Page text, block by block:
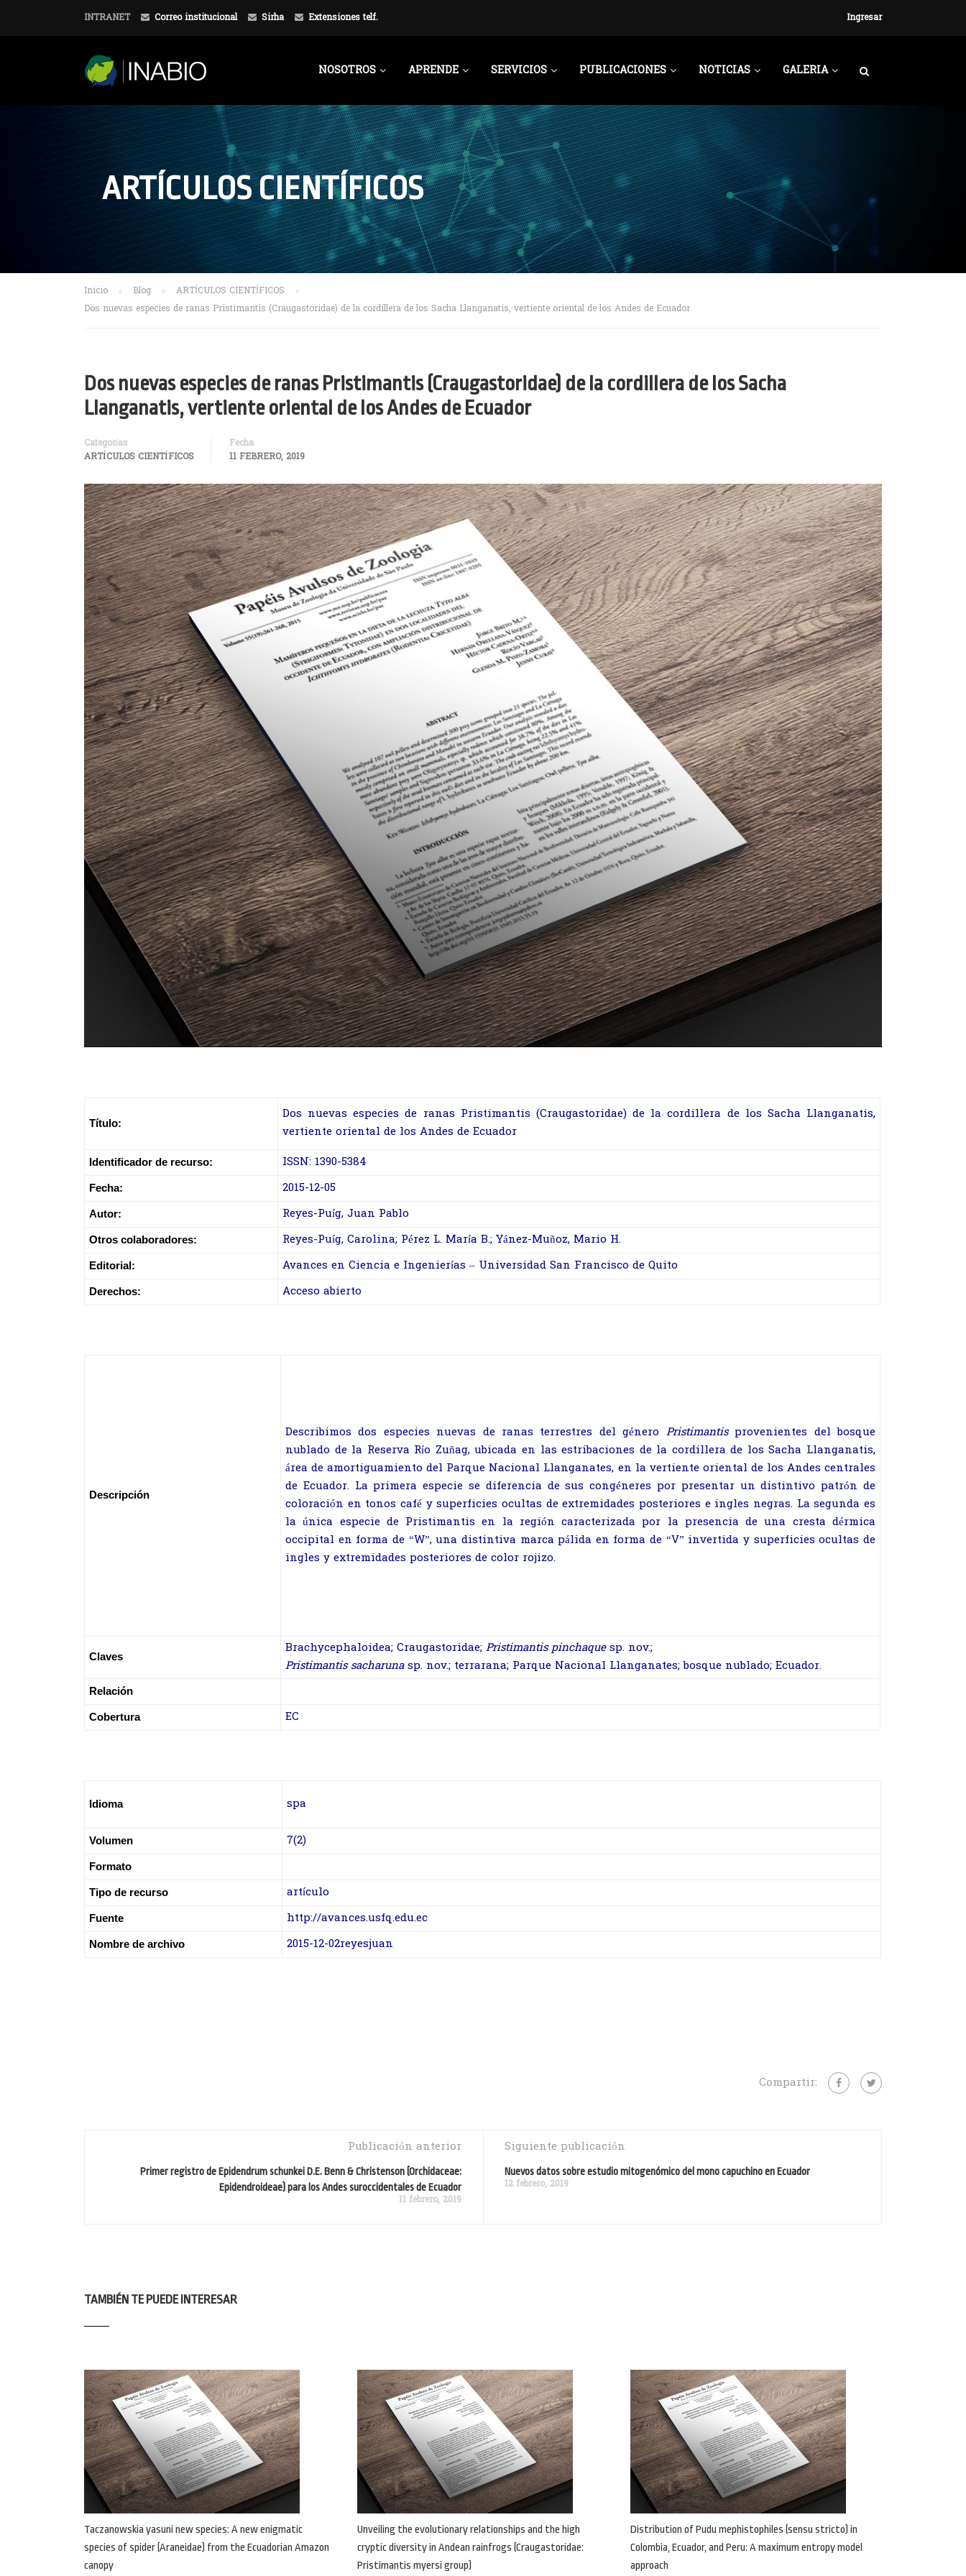
INTRANET Correo institucional Sirha Extensiones telf. Ingresar
NOSOTROS APRENDE SERVICIOS PUBLICACIONES NOTICIAS GALERIA
ARTÍCULOS CIENTÍFICOS
Inicio Blog
ARTÍCULOS CIENTÍFICOS
Dos nuevas especies de ranas Pristimantis (Craugastoridae) de la cordillera de los Sacha Llanganatis, vertiente oriental de los Andes de Ecuador
Dos nuevas especies de ranas Pristimantis (Craugastoridae) de la cordillera de los Sacha
Llanganatis, vertiente oriental de los Andes de Ecuador
Categorías
ARTÍCULOS CIENTÍFICOS
Fecha
11 FEBRERO, 2019
Título:
Dos nuevas especies de ranas Pristimantis (Craugastoridae) de la cordillera de los Sacha Llanganatis,
vertiente oriental de los Andes de Ecuador
Identificador de recurso: ISSN: 1390-5384
Fecha: 2015-12-05
Autor: Reyes-Puíg, Juan Pablo
Otros colaboradores: Reyes-Puíg, Carolina; Pérez L. María B.; Yánez-Muñoz, Mario H.
Editorial: Avances en Ciencia e Ingenierías – Universidad San Francisco de Quito
Derechos: Acceso abierto
Descripción
Describimos dos especies nuevas de ranas terrestres del género Pristimantisprovenientes del bosque
nublado de la Reserva Río Zuñag, ubicada en las estribaciones de la cordillera de los Sacha Llanganatis,
área de amortiguamiento del Parque Nacional Llanganates, en la vertiente oriental de los Andes centrales
de Ecuador. La primera especie se diferencia de sus congéneres por presentar un distintivo patrón de
coloración en tonos café y superficies ocultas de extremidades posteriores e ingles negras. La segunda es
la única especie de Pristimantis en la región caracterizada por la presencia de una cresta dérmica
occipital en forma de “W”, una distintiva marca pálida en forma de “V” invertida y superficies ocultas de
ingles y extremidades posteriores de color rojizo.
Claves
Brachycephaloidea; Craugastoridae; Pristimantis pinchaquesp. nov.;
Pristimantis sacharunasp. nov.; terrarana; Parque Nacional Llanganates; bosque nublado; Ecuador.
Relación
Cobertura EC
Idioma spa
Volumen 7(2)
Formato
Tipo de recurso artículo
Fuente http://avances.usfq.edu.ec
Nombre de archivo 2015-12-02reyesjuan
Compartir:
Publicación anterior
Primer registro de Epidendrum schunkei D.E. Benn & Christenson (Orchidaceae:
Epidendroideae) para los Andes suroccidentales de Ecuador
11 febrero, 2019
Siguiente publicación
Nuevos datos sobre estudio mitogenómico del mono capuchino en Ecuador
12 febrero, 2019
TAMBIÉN TE PUEDE INTERESAR
Taczanowskia yasuni new species: A new enigmatic
species of spider (Araneidae) from the Ecuadorian Amazon
canopy
Unveiling the evolutionary relationships and the high
cryptic diversity in Andean rainfrogs (Craugastoridae:
Pristimantis myersi group)
Distribution of Pudu mephistophiles (sensu stricto) in
Colombia, Ecuador, and Peru: A maximum entropy model
approach